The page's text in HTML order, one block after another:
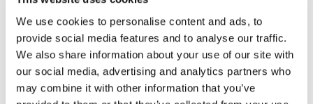
We use cookies to personalise content and ads, to
provide social media features and to analyse our traffic.
We also share information about your use of our site with
our social media, advertising and analytics partners who
may combine it with other information that you’ve
Disponible en ligne